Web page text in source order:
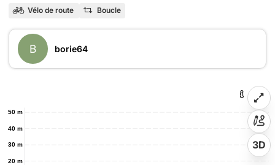
Vélo de route Boucle
B borie64
20 m
30 m
40 m
50 m
3D